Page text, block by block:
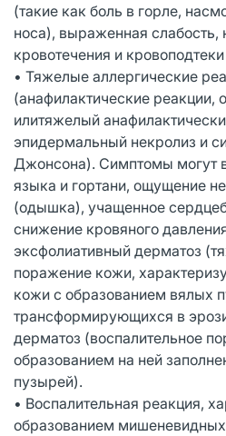
(такие как боль в горле,
носа), выраженная
кровотечения и
• Тяжелые аллергические
(анафилактические реакции,
илитяжелый
эпидермальный некролиз и
Джонсона). Симптомы могут
языка и гортани, ощущение
(одышка), учащенное
снижение кровяного
эксфолиативный дерматоз
поражение кожи,
кожи с образованием вялых
трансформирующихся в
дерматоз (воспалительное
образованием на ней
пузырей).
• Воспалительная реакция,
образованием